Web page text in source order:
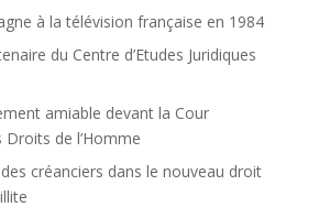
à la télévision française en 1984
du Centre d’Etudes Juridiques
amiable devant la Cour
de l’Homme
des créanciers dans le nouveau droit